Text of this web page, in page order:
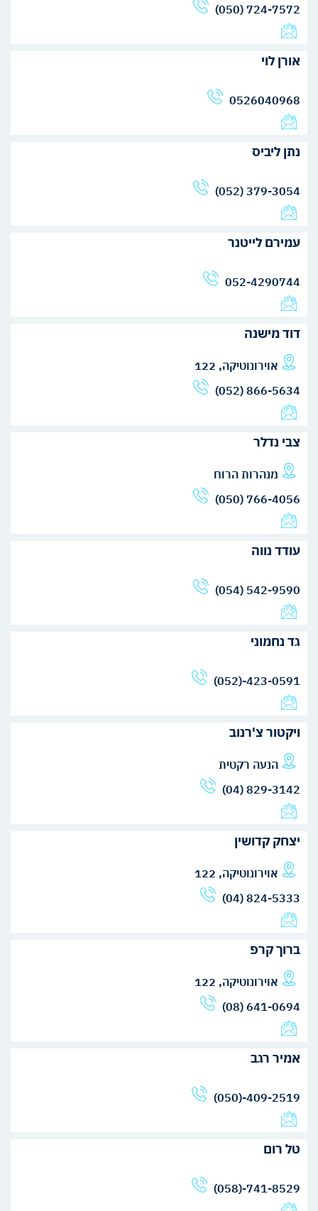
(050) 724-7572
אורן לוי
0526040968
נתן ליביס
(052) 379-3054
עמירם לייטנר
052-4290744
דוד מישנה
אוירונוטיקה, 122
(052) 866-5634
צבי נדלר
מנהרות הרוח
(050) 766-4056
עודד נווה
(054) 542-9590
גד נחמוני
(052)-423-0591
ויקטור צ'רנוב
הנעה רקטית
(04) 829-3142
יצחק קדושין
אוירונוטיקה, 122
(04) 824-5333
ברוך קרפ
אוירונוטיקה, 122
(08) 641-0694
אמיר רגב
(050)-409-2519
טל רום
(058)-741-8529